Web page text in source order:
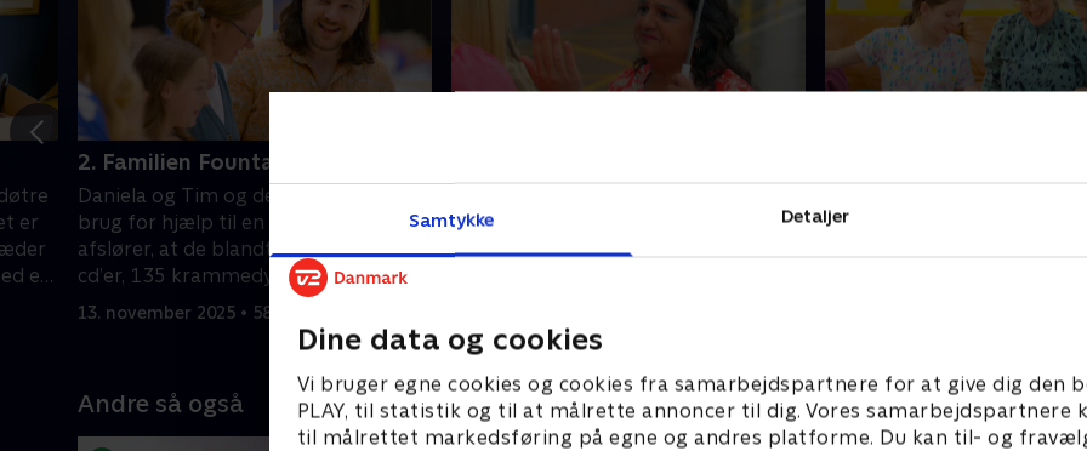
Samtykke Detaljer
Dine data og cookies
Vi bruger egne cookies og cookies fra samarbejdspartnere for at give dig den
PLAY, til statistik og til at målrette annoncer til dig. Vores samarbejdspartnere
til målrettet markedsføring på egne og andres platforme. Du kan til- og
er
en
2. Familien Fountain
Daniela og Tim og deres to børn har
brug for hjælp til en oprydning, der
afslører, at de blandt andet har 801
cd’er, 135 krammedyr og 313
genbrugsplastposer.
13. november 2025 • 58 min
kan der hurtigt opstå diskussioner
om, hvem der roder. Nila og Nat bor
af Stacey og team til en
Andre så også